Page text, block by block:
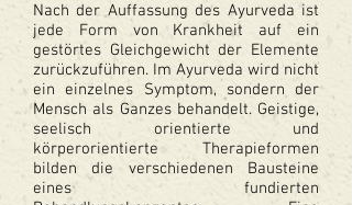
Nach der Auffassung des Ayurveda ist
jede Form von Krankheit auf ein
gestörtes Gleichgewicht der Elemente
zurückzuführen. Im Ayurveda wird nicht
ein einzelnes Symptom, sondern der
Mensch als Ganzes behandelt. Geistige,
seelisch orientierte und
körperorientierte Therapieformen
bilden die verschiedenen Bausteine
eines fundierten